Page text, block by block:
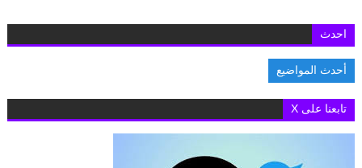
احدث
أحدث المواضيع
تابعنا على X